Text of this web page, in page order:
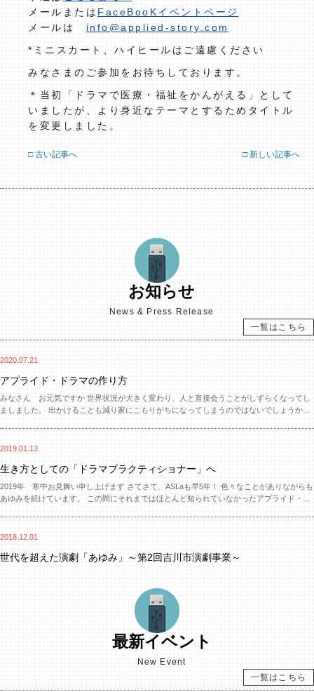
メールまたは FaceBooKイベントページ
メールは info@applied-story.com
*ミニスカート、ハイヒールはご遠慮ください
みなさまのご参加をお待ちしております。
＊当初「ドラマで医療・福祉をかんがえる」として
いましたが、より身近なテーマとするためタイトル
を変更しました。
□ 古い記事へ □ 新しい記事へ
お知らせ
News & Press Release
一覧はこちら
2020.07.21
アプライド・ドラマの作り方
みなさん お元気ですか 世界状況が大きく変わり、人と直接会うことがしずらくなってし
ましました。 出かけることも減り家にこもりがちになってしまうのではないでしょうか。
さんとおばあさんが...
2019.01.13
生き方としての「ドラマプラクティショナー」へ
2019年 寒中お見舞い申し上げます さてさて、ASLaも早5年！ 色々なことがありながらも
あゆみを続けています。 この間にそれまではほとんど知られていなかったアプライド・ド
じてくれる方も増えてきました。（文科省やホリエ...
2018.12.01
世代を超えた演劇「あゆみ」～第2回吉川市演劇事業～
様のご来場をいただいて無事に幕を下ろすことができました。 結婚式で腕くみ歩く父と
子の姿を笑顔でうなづきながら見ていた方、母の死を新幹線の中で知り絶句するシーンで
涙を流す方、舞台上からそんなお客様の姿を見て、共感を得られる良い作品になったなと
10/30 なんぷらシアターワークショップ開催
地域の若者と家族のための相談ステーション「なんぷら」でのシアターワークショップ。
競争をしたり、ハロウィンから連想してラブストーリーを作ったり、参加してくれたみな
最新イベント
New Event
一覧はこちら